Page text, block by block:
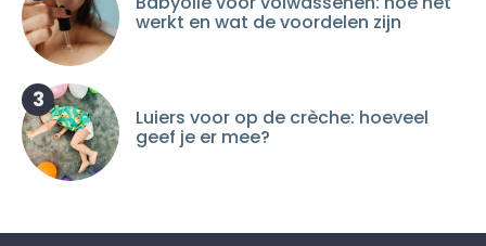
werkt en wat de voordelen zijn
3
Luiers voor op de crèche: hoeveel
geef je er mee?